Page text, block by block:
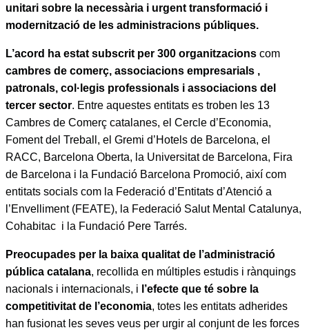
unitari sobre la necessària i urgent transformació i
modernització de les administracions públiques.
L’acord ha estat subscrit per 300 organitzacions com
cambres de comerç, associacions empresarials ,
patronals, col·legis professionals i associacions del
tercer sector. Entre aquestes entitats es troben les 13
Cambres de Comerç catalanes, el Cercle d’Economia,
Foment del Treball, el Gremi d’Hotels de Barcelona, el
RACC, Barcelona Oberta, la Universitat de Barcelona, Fira
de Barcelona i la Fundació Barcelona Promoció, així com
entitats socials com la Federació d’Entitats d’Atenció a
l’Envelliment (FEATE), la Federació Salut Mental Catalunya,
Cohabitac i la Fundació Pere Tarrés.
Preocupades per la baixa qualitat de l’administració
pública catalana, recollida en múltiples estudis i rànquings
nacionals i internacionals, i l’efecte que té sobre la
competitivitat de l’economia, totes les entitats adherides
han fusionat les seves veus per urgir al conjunt de les forces